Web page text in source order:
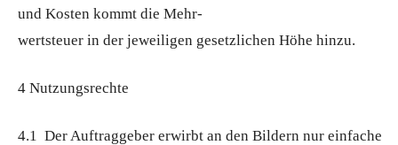
und Kosten kommt die Mehr-
wertsteuer in der jeweiligen gesetzlichen Höhe hinzu.
4 Nutzungsrechte
4.1 Der Auftraggeber erwirbt an den Bildern nur einfache